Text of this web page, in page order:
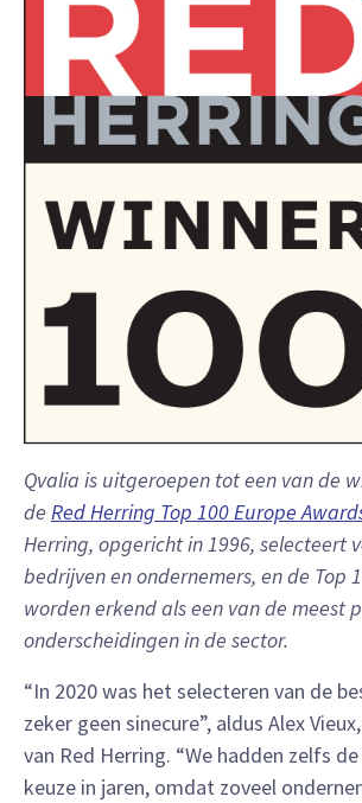
Qvalia is uitgeroepen tot een van de
de Red Herring Top 100 Europe
Herring, opgericht in 1996, selecteert
bedrijven en ondernemers, en de Top
worden erkend als een van de meest
onderscheidingen in de sector.
“In 2020 was het selecteren van de
zeker geen sinecure”, aldus Alex
van Red Herring. “We hadden zelfs
keuze in jaren, omdat zoveel